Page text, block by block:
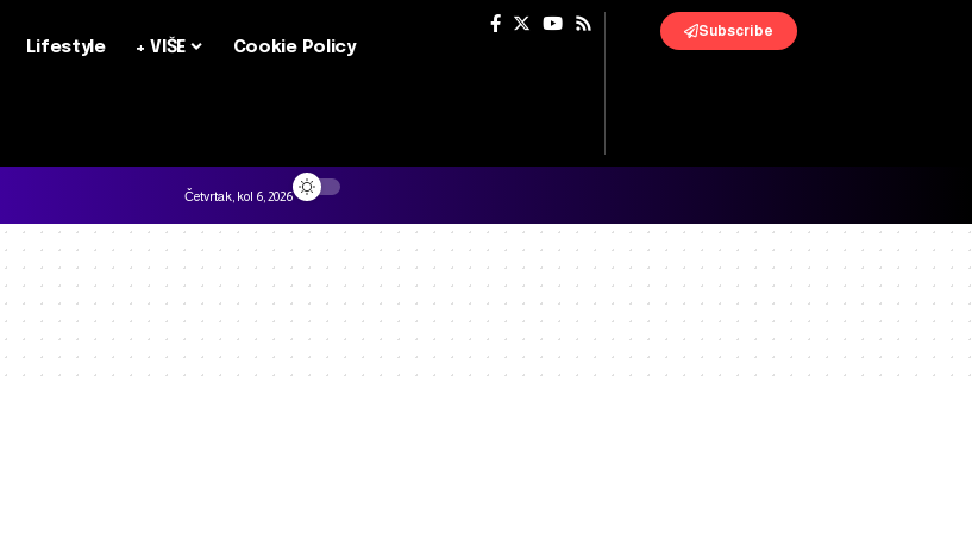
Lifestyle + VIŠE Cookie Policy
Subscribe
Četvrtak, kol 6, 2026